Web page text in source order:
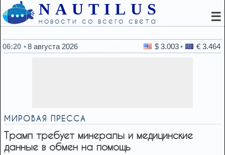
NAUTILUS
новости со всего света ☰
06:20
8 августа 2026 $ 3.003 € 3.464
МИРОВАЯ ПРЕССА
Трамп требует минералы и медицинские
данные в обмен на помощь